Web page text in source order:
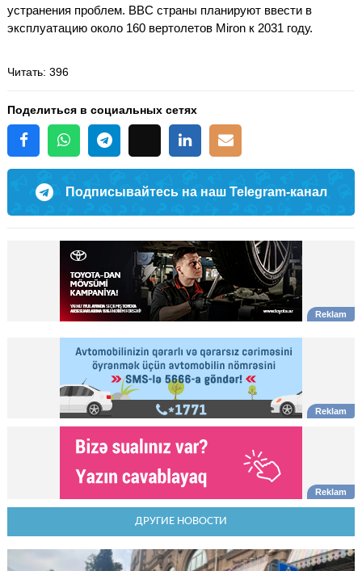
устранения проблем. ВВС страны планируют ввести в
эксплуатацию около 160 вертолетов Miron к 2031 году.
Читать: 396
Поделиться в социальных сетях
Подписывайтесь на наш Telegram-канал
ДРУГИЕ НОВОСТИ